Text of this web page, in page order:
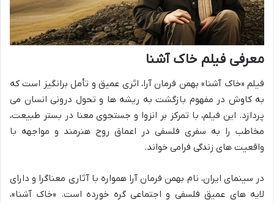
معرفی فیلم خاک آشنا
فیلم «خاک آشنا» بهمن فرمان آرا، اثری عمیق و تأمل برانگیز است که
به کاوش در مفهوم بازگشت به ریشه ها و تحول درونی انسان می
پردازد. این فیلم، با تمرکز بر انزوا و جستجوی معنا در بستر طبیعت،
مخاطب را به سفری فلسفی در اعماق روح هنرمند و مواجهه با
واقعیت های زندگی فرامی خواند.
در سینمای ایران، نام بهمن فرمان آرا همواره با آثاری معناگرا و دارای
لایه های عمیق فلسفی و اجتماعی گره خورده است. «خاک آشنا»،